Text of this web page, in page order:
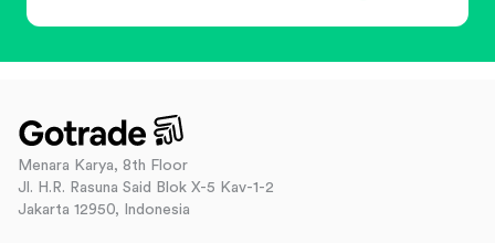
Menara Karya, 8th Floor
Jl. H.R. Rasuna Said Blok X-5 Kav-1-2
Jakarta 12950, Indonesia